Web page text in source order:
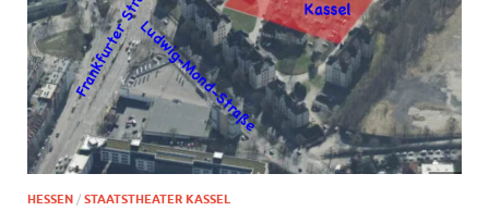
HESSEN / STAATSTHEATER KASSEL